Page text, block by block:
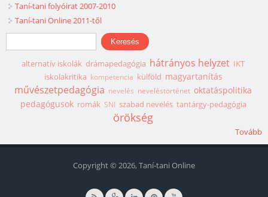
Taní-tani folyóirat 2007-2010
Taní-tani Online 2011-től
Keresés űrlap
Keresés
alternatív iskolák drámapedagógia hátrányos helyzet IKT
iskolakritika kompetencia külföld magyartanítás
művészetpedagógia nevelés neveléstörténet oktatáspolitika
pedagógusok romák SNI szabad nevelés tantárgy-pedagógia
örökség
Tovább
Copyright © 2026, Taní-tani Online